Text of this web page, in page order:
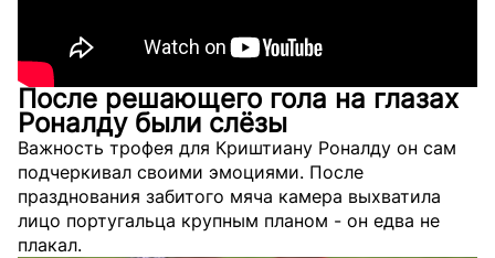
После решающего гола на глазах
Роналду были слёзы
Важность трофея для Криштиану Роналду он сам
подчеркивал своими эмоциями. После
празднования забитого мяча камера выхватила
лицо португальца крупным планом - он едва не
плакал.